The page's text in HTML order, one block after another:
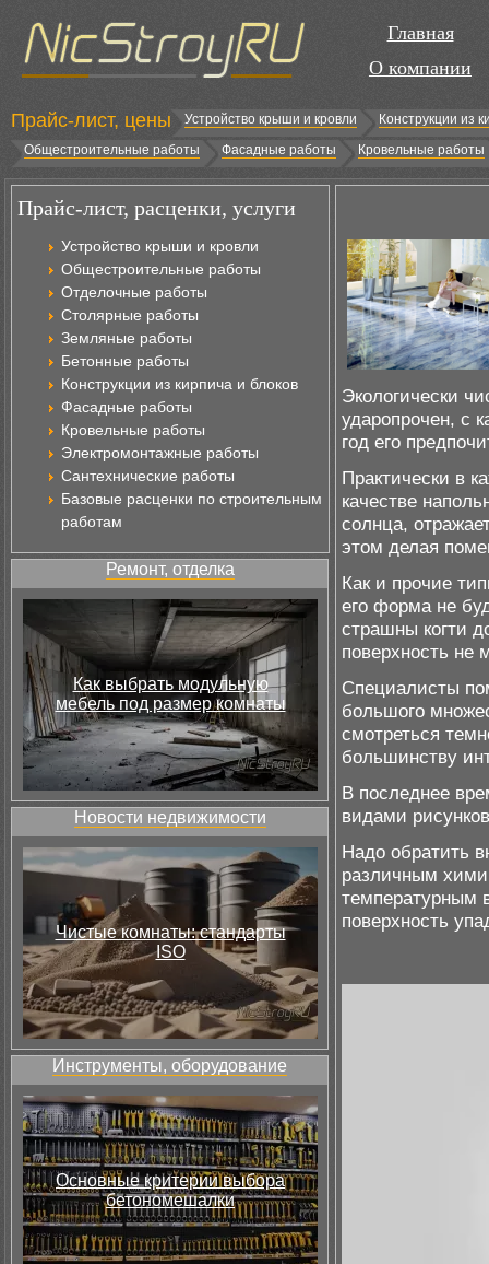
Главная
О компании
Прайс-лист, цены Устройство крыши и кровли
Конструкции из
Общестроительные работы
Фасадные работы Кровельные работы
Прайс-лист, расценки, услуги
Устройство крыши и кровли
Общестроительные работы
Отделочные работы
Столярные работы
Земляные работы
Бетонные работы
Конструкции из кирпича и блоков
Фасадные работы
Кровельные работы
Электромонтажные работы
Сантехнические работы
Базовые расценки по строительным
работам
Ремонт, отделка
Как выбрать модульную
мебель под размер комнаты
Новости недвижимости
Чистые комнаты: стандарты
ISO
Инструменты, оборудование
Основные критерии выбора
бетономешалки
Экологически
ударопрочен, с
год его
Практически в
качестве
солнца,
этом делая
Как и прочие
его форма не
страшны когти
поверхность не
Специалисты
большого
смотреться
большинству
В последнее
видами
Надо обратить
различным
температурным
поверхность